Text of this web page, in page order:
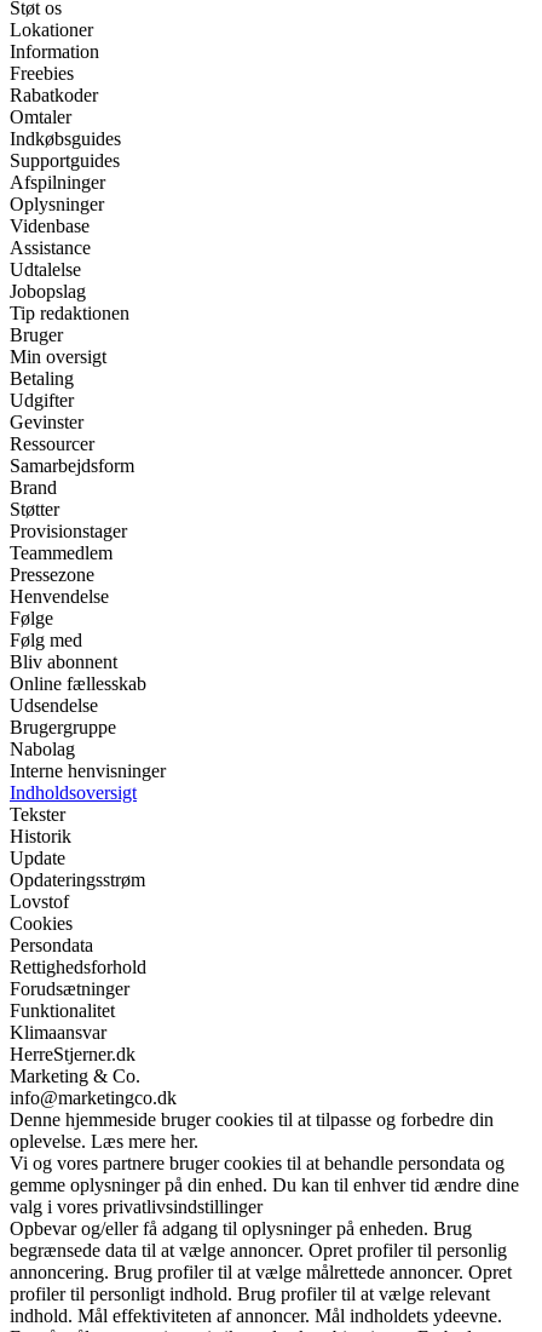
Støt os
Lokationer
Information
Freebies
Rabatkoder
Omtaler
Indkøbsguides
Supportguides
Afspilninger
Oplysninger
Videnbase
Assistance
Udtalelse
Jobopslag
Tip redaktionen
Bruger
Min oversigt
Betaling
Udgifter
Gevinster
Ressourcer
Samarbejdsform
Brand
Støtter
Provisionstager
Teammedlem
Pressezone
Henvendelse
Følge
Følg med
Bliv abonnent
Online fællesskab
Udsendelse
Brugergruppe
Nabolag
Interne henvisninger
Indholdsoversigt
Tekster
Historik
Update
Opdateringsstrøm
Lovstof
Cookies
Persondata
Rettighedsforhold
Forudsætninger
Funktionalitet
Klimaansvar
HerreStjerner.dk
Marketing & Co.
info@marketingco.dk
Denne hjemmeside bruger cookies til at tilpasse og forbedre din
oplevelse. Læs mere her.
Vi og vores partnere bruger cookies til at behandle persondata og
gemme oplysninger på din enhed. Du kan til enhver tid ændre dine
valg i vores privatlivsindstillinger
Opbevar og/eller få adgang til oplysninger på enheden. Brug
begrænsede data til at vælge annoncer. Opret profiler til personlig
annoncering. Brug profiler til at vælge målrettede annoncer. Opret
profiler til personligt indhold. Brug profiler til at vælge relevant
indhold. Mål effektiviteten af annoncer. Mål indholdets ydeevne.